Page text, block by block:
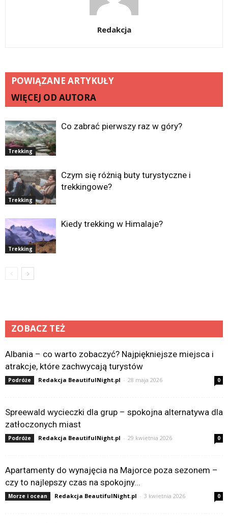
Redakcja
POWIĄZANE ARTYKUŁY
WIĘCEJ OD AUTORA
Trekking
Co zabrać pierwszy raz w góry?
Trekking
Czym się różnią buty turystyczne i
trekkingowe?
Trekking
Kiedy trekking w Himalaje?
ZOBACZ TEŻ
Albania – co warto zobaczyć? Najpiękniejsze miejsca i
atrakcje, które zachwycają turystów
Podróże Redakcja BeautifulNight.pl - 28 maja 2026 0
Spreewald wycieczki dla grup – spokojna alternatywa dla
zatłoczonych miast
Podróże Redakcja BeautifulNight.pl - 29 kwietnia 2026 0
Apartamenty do wynajęcia na Majorce poza sezonem –
czy to najlepszy czas na spokojny...
Morze i ocean Redakcja BeautifulNight.pl - 3 kwietnia 2026 0